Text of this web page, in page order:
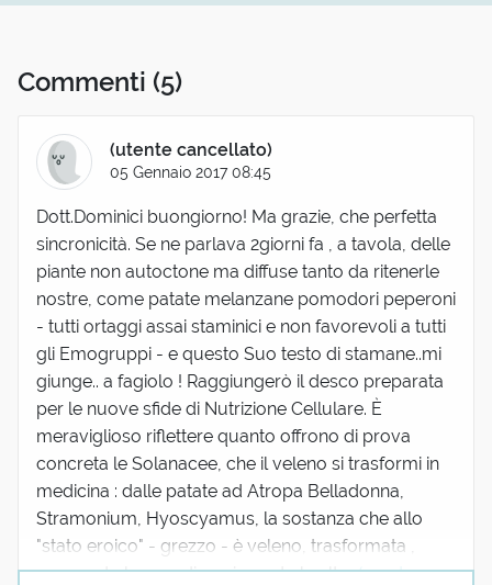
Commenti (5)
(utente cancellato)
05 Gennaio 2017 08:45
Dott.Dominici buongiorno! Ma grazie, che perfetta
sincronicità. Se ne parlava 2giorni fa , a tavola, delle
piante non autoctone ma diffuse tanto da ritenerle
nostre, come patate melanzane pomodori peperoni
- tutti ortaggi assai staminici e non favorevoli a tutti
gli Emogruppi - e questo Suo testo di stamane..mi
giunge.. a fagiolo ! Raggiungerò il desco preparata
per le nuove sfide di Nutrizione Cellulare. È
meraviglioso riflettere quanto offrono di prova
concreta le Solanacee, che il veleno si trasformi in
medicina : dalle patate ad Atropa Belladonna,
Stramonium, Hyoscyamus, la sostanza che allo
"stato eroico" - grezzo - è veleno, trasformata ,
cuocendo le une, dinamizzando le altr...(mostra